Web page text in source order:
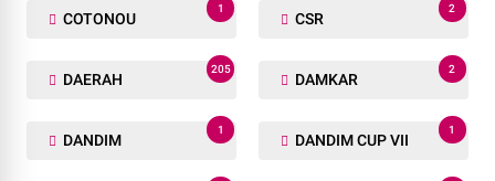
COTONOU
1
CSR
2
DAERAH
205
DAMKAR
2
DANDIM
1
DANDIM CUP VII
1